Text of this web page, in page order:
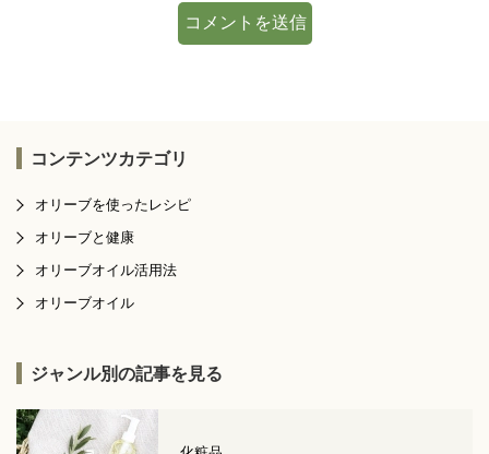
コンテンツカテゴリ
オリーブを使ったレシピ
オリーブと健康
オリーブオイル活用法
オリーブオイル
ジャンル別の記事を見る